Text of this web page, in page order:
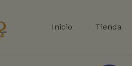
Inicio Tienda